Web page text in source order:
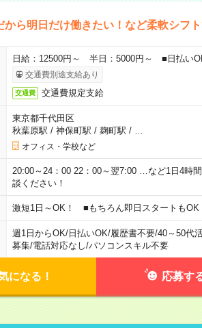
から明日だけ働きたい！など柔軟シフ
日給：12500円～ 半日：5000円～ ■日払い
交通費別途支給あり
交通費 交通費規定支給
東京都千代田区
秋葉原駅 / 神保町駅 / 麹町駅 /
オフィス・学校など
20:00～24：00 22：00～翌7:00 …など1日4時
談ください！
激短1日～OK！ ■もちろん即日スタートも
週1日からOK/日払いOK/履歴書不要/40～50代
募集/電話対応なし/パソコンスキル不要
になる！ 応募す